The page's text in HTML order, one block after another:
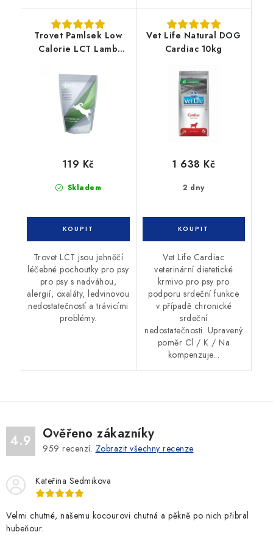
Trovet Pamlsek Low
Calorie LCT Lamb
Skladem
119 Kč
Trovet LCT jsou jehněčí
léčebné pochoutky pro psy
pro psy s nadváhou,
alergií, oxaláty, ledvinovou
nedostatečností a trávicími
problémy.
Vet Life Natural DOG
Cardiac 10kg
2 dny
1 638 Kč
Vet Life Cardiac
veterinární dietetické
krmivo pro psy pro
podporu srdeční funkce
v případě chronické
srdeční
nedostatečnosti. Upravený
poměr Cl / K / Na
kompenzuje...
4.9 Ověřeno zákazníky
959 recenzí. Zobrazit všechny recenze
Kateřina Sedmikova
Velmi chutné, našemu kocourovi chutná a pěkně po nich přibral
hubeňour.